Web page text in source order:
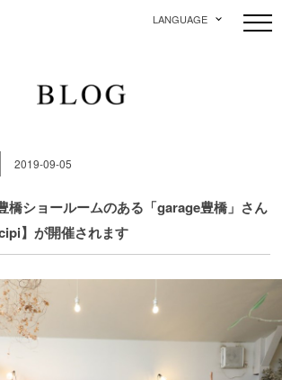
LANGUAGE
2019-09-05
橋ショールームのある「garage豊橋」さん
】が開催されます